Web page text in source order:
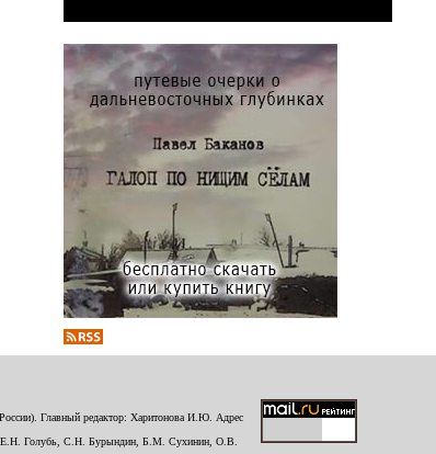
Главный редактор: Харитонова И.Ю. Адрес
Е.Н. Голубь, С.Н. Бурындин, Б.М. Сухинин, О.В.